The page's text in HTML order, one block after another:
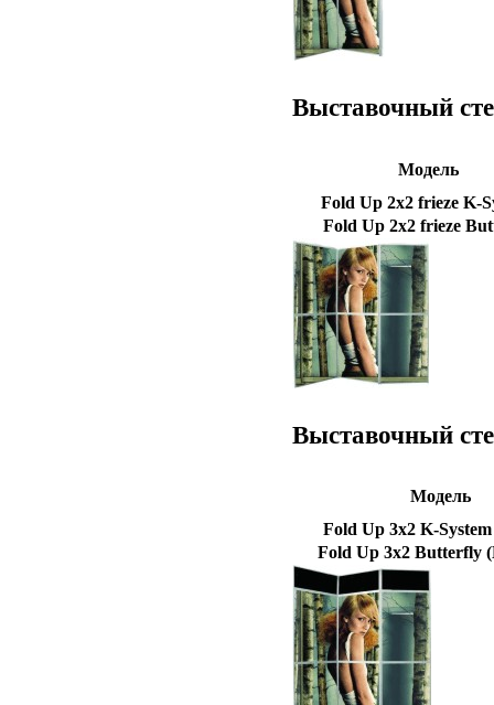
Выставочный
Модель
Fold Up 2x2 frieze K-
Fold Up 2x2 frieze
Выставочный
Модель
Fold Up 3x2 K-
Fold Up 3x2 Butterfly